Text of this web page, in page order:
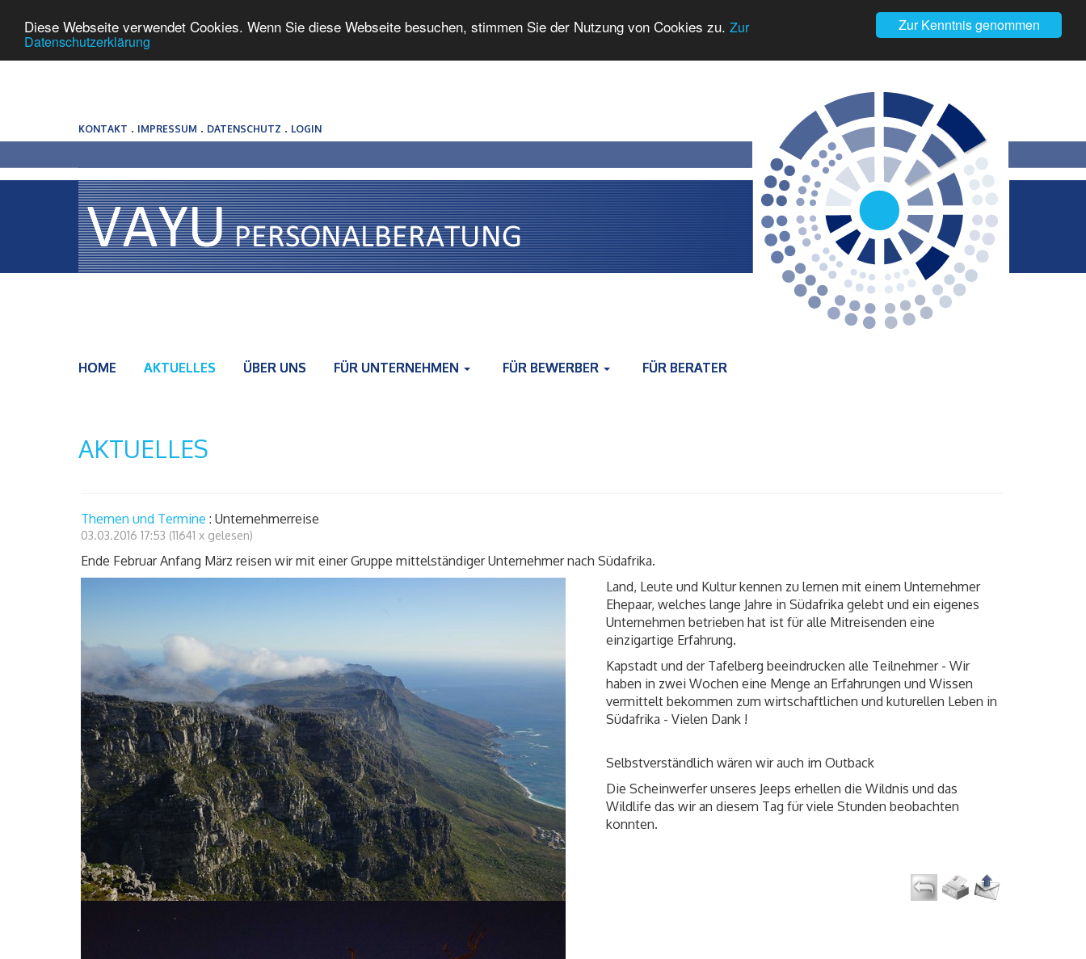
Zur Kenntnis genommen
Diese Webseite verwendet Cookies. Wenn Sie diese Webseite besuchen, stimmen Sie der Nutzung von Cookies zu. Zur
Datenschutzerklärung
KONTAKT . IMPRESSUM . DATENSCHUTZ . LOGIN
HOME AKTUELLES ÜBER UNS FÜR UNTERNEHMEN FÜR BEWERBER FÜR BERATER
AKTUELLES
Themen und Termine : Unternehmerreise
03.03.2016 17:53 (11641 x gelesen)
Ende Februar Anfang März reisen wir mit einer Gruppe mittelständiger Unternehmer nach Südafrika.
Land, Leute und Kultur kennen zu lernen mit einem Unternehmer
Ehepaar, welches lange Jahre in Südafrika gelebt und ein eigenes
Unternehmen betrieben hat ist für alle Mitreisenden eine
einzigartige Erfahrung.
Kapstadt und der Tafelberg beeindrucken alle Teilnehmer - Wir
haben in zwei Wochen eine Menge an Erfahrungen und Wissen
vermittelt bekommen zum wirtschaftlichen und kuturellen Leben in
Südafrika - Vielen Dank !
Selbstverständlich wären wir auch im Outback
Die Scheinwerfer unseres Jeeps erhellen die Wildnis und das
Wildlife das wir an diesem Tag für viele Stunden beobachten
konnten.